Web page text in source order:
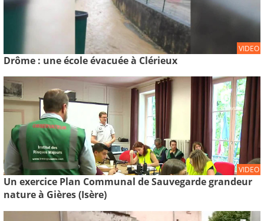
VIDEO
Drôme : une école évacuée à Clérieux
VIDEO
Un exercice Plan Communal de Sauvegarde grandeur
nature à Gières (Isère)